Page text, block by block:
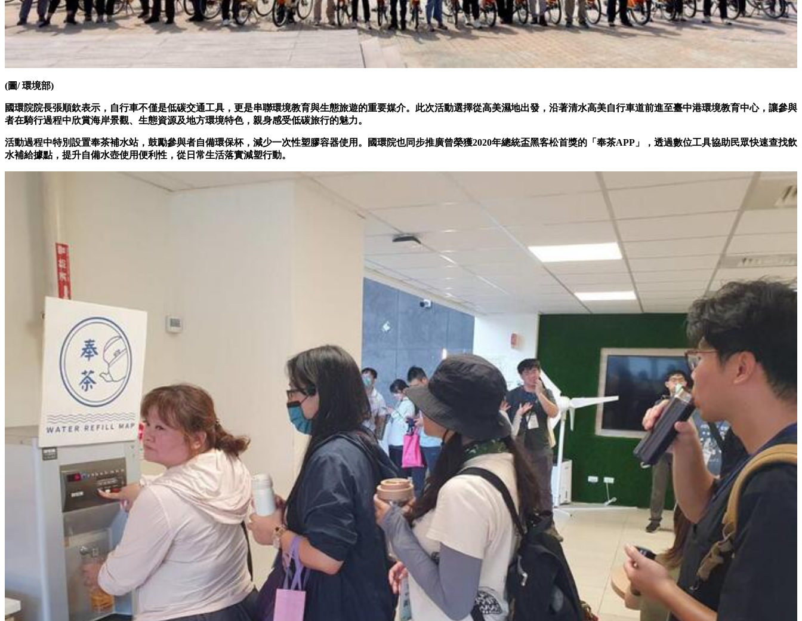
(圖/ 環境部)
國環院院長張順欽表示，自行車不僅是低碳交通工具，更是串聯環境教育與生態旅遊的重要媒介。此次活動選擇從高美濕地出發，沿著清水高美自行車道前進至臺中港環境教育中心，讓參與
者在騎行過程中欣賞海岸景觀、生態資源及地方環境特色，親身感受低碳旅行的魅力。
活動過程中特別設置奉茶補水站，鼓勵參與者自備環保杯，減少一次性塑膠容器使用。國環院也同步推廣曾榮獲2020年總統盃黑客松首獎的「奉茶APP」，透過數位工具協助民眾快速查找飲
水補給據點，提升自備水壺使用便利性，從日常生活落實減塑行動。